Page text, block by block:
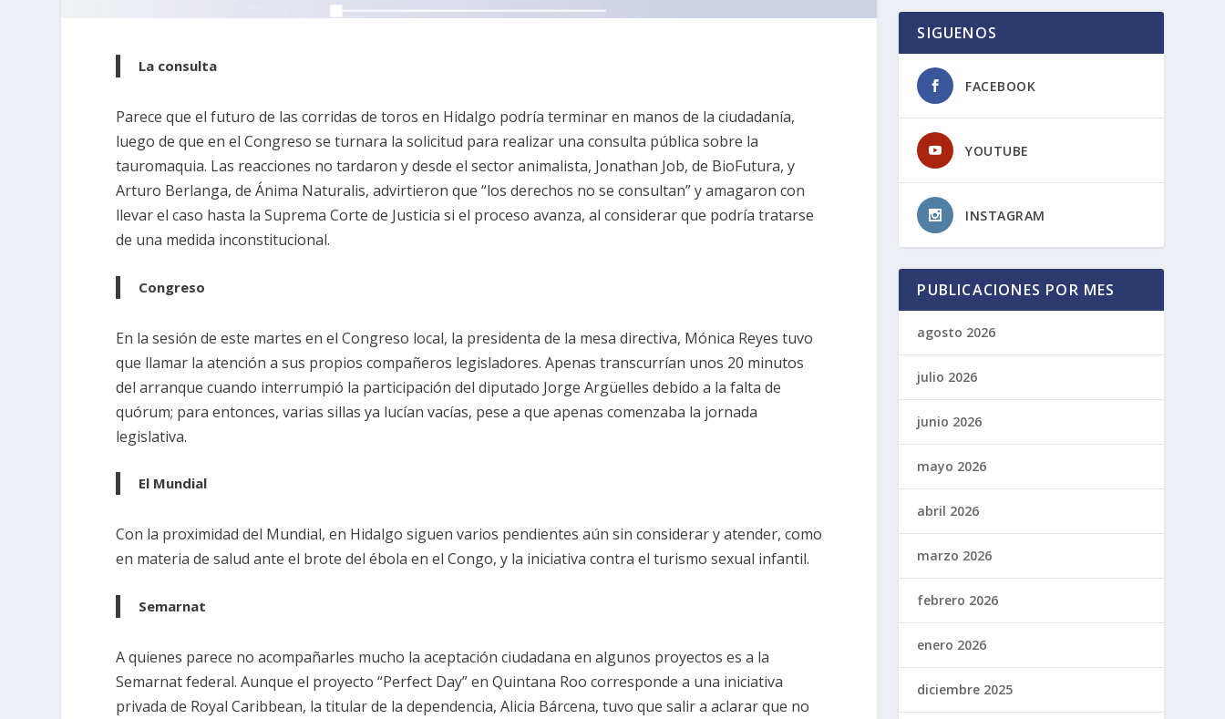
La consulta
Parece que el futuro de las corridas de toros en Hidalgo podría terminar en manos de la ciudadanía,
luego de que en el Congreso se turnara la solicitud para realizar una consulta pública sobre la
tauromaquia. Las reacciones no tardaron y desde el sector animalista, Jonathan Job, de BioFutura, y
Arturo Berlanga, de Ánima Naturalis, advirtieron que “los derechos no se consultan” y amagaron con
llevar el caso hasta la Suprema Corte de Justicia si el proceso avanza, al considerar que podría tratarse
de una medida inconstitucional.
Congreso
En la sesión de este martes en el Congreso local, la presidenta de la mesa directiva, Mónica Reyes tuvo
que llamar la atención a sus propios compañeros legisladores. Apenas transcurrían unos 20 minutos
del arranque cuando interrumpió la participación del diputado Jorge Argüelles debido a la falta de
quórum; para entonces, varias sillas ya lucían vacías, pese a que apenas comenzaba la jornada
legislativa.
El Mundial
Con la proximidad del Mundial, en Hidalgo siguen varios pendientes aún sin considerar y atender, como
en materia de salud ante el brote del ébola en el Congo, y la iniciativa contra el turismo sexual infantil.
Semarnat
A quienes parece no acompañarles mucho la aceptación ciudadana en algunos proyectos es a la
Semarnat federal. Aunque el proyecto “Perfect Day” en Quintana Roo corresponde a una iniciativa
privada de Royal Caribbean, la titular de la dependencia, Alicia Bárcena, tuvo que salir a aclarar que no
SIGUENOS
FACEBOOK
YOUTUBE
INSTAGRAM
PUBLICACIONES POR MES
agosto 2026
julio 2026
junio 2026
mayo 2026
abril 2026
marzo 2026
febrero 2026
enero 2026
diciembre 2025